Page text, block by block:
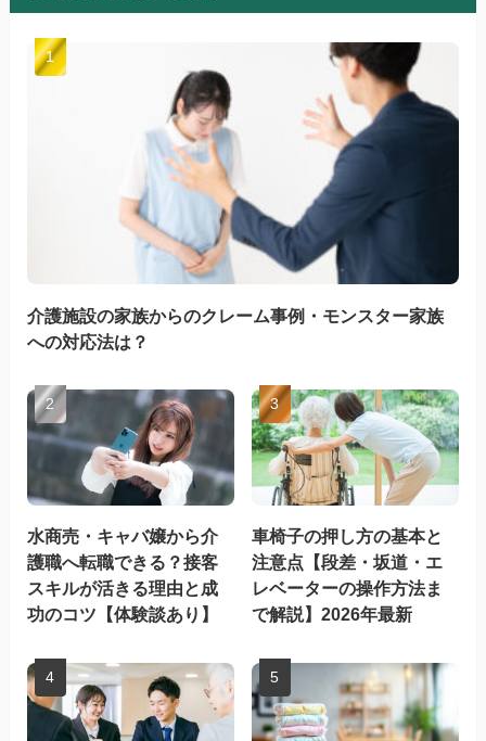
介護施設の家族からのクレーム事例・モンスター家族
への対応法は？
水商売・キャバ嬢から介
護職へ転職できる？接客
スキルが活きる理由と成
功のコツ【体験談あり】
車椅子の押し方の基本と
注意点【段差・坂道・エ
レベーターの操作方法ま
で解説】2026年最新